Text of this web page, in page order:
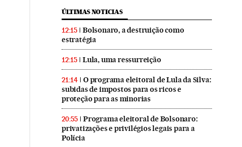
ÚLTIMAS NOTICIAS
12:15
Bolsonaro, a destruição como
estratégia
12:15 Lula, uma ressurreição
21:14
O programa eleitoral de Lula da Silva:
subidas de impostos para os ricos e
proteção para as minorias
20:55
Programa eleitoral de Bolsonaro:
privatizações e privilégios legais para a
Polícia